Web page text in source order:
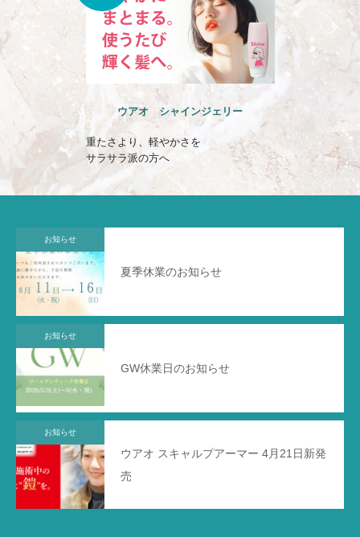
ウアオ のばしチャオ ミルク
晴れの日も雨の日も
一日まとまる髪へ
お知らせ
夏季休業のお知らせ
お知らせ
GW休業日のお知らせ
お知らせ
ウアオ スキャルプアーマー 4月21日新発
売